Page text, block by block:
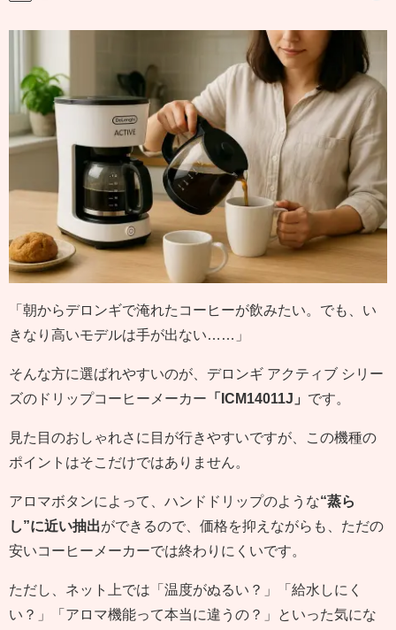
「朝からデロンギで淹れたコーヒーが飲みたい。でも、い
きなり高いモデルは手が出ない……」
そんな方に選ばれやすいのが、デロンギ アクティブ シリー
ズのドリップコーヒーメーカー 「ICM14011J」 です。
見た目のおしゃれさに目が行きやすいですが、この機種の
ポイントはそこだけではありません。
アロマボタンによって、ハンドドリップのような“蒸ら
し”に近い抽出ができるので、価格を抑えながらも、ただの
安いコーヒーメーカーでは終わりにくいです。
ただし、ネット上では「温度がぬるい？」「給水しにく
い？」「アロマ機能って本当に違うの？」といった気にな